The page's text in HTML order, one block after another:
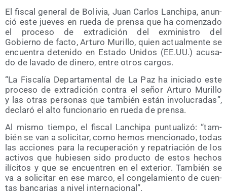
El fis­cal gene­ral de Boli­via, Juan Car­los Lan­chi­pa, anun­
ció este jue­ves en rue­da de pren­sa que ha comen­za­do
el pro­ce­so de extra­di­ción del exmi­nis­tro del
Gobierno de fac­to, Artu­ro Muri­llo, quien actual­men­te se
encuen­tra dete­ni­do en Esta­do Uni­dos (EE.UU.) acu­sa­
do de lava­do de dine­ro, entre otros cargos.
“La Fis­ca­lía Depar­ta­men­tal de La Paz ha ini­cia­do este
pro­ce­so de extra­di­ción con­tra el señor Artu­ro Muri­llo
y las otras per­so­nas que tam­bién están invo­lu­cra­das”,
decla­ró el alto fun­cio­na­rio en rue­da de prensa.
Al mis­mo tiem­po, el fis­cal Lan­chi­pa pun­tua­li­zó: “tam­
bién se van a soli­ci­tar, como hemos men­cio­na­do, todas
las accio­nes para la recu­pe­ra­ción y repa­tria­ción de los
acti­vos que hubie­sen sido pro­duc­to de estos hechos
ilí­ci­tos y que se encuen­tren en el exte­rior. Tam­bién se
va a soli­ci­tar en ese mar­co, el con­ge­la­mien­to de cuen­
tas ban­ca­rias a nivel internacional”.